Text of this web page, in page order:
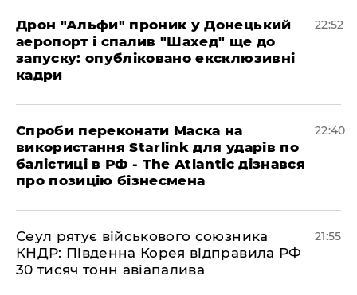
​Дрон "Альфи" проник у Донецький
аеропорт і спалив "Шахед" ще до
запуску: опубліковано ексклюзивні
кадри
22:52
​Спроби переконати Маска на
використання Starlink для ударів по
балістиці в РФ - The Atlantic дізнався
про позицію бізнесмена
22:40
​Сеул рятує військового союзника
КНДР: Південна Корея відправила РФ
30 тисяч тонн авіапалива
21:55